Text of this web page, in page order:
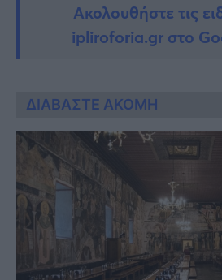
Ακολουθήστε τις
ipliroforia.gr στο
ΔΙΑΒΑΣΤΕ ΑΚΟΜΗ